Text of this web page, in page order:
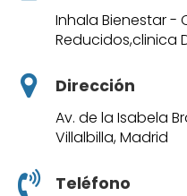
Inhala Bienestar -
Reducidos,clinica
Dirección
Av. de la Isabela
Villalbilla, Madrid
Teléfono